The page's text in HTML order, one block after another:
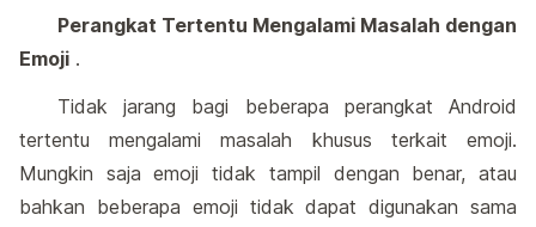
Perangkat Tertentu Mengalami Masalah dengan
Emoji .
Tidak jarang bagi beberapa perangkat Android
tertentu mengalami masalah khusus terkait emoji.
Mungkin saja emoji tidak tampil dengan benar, atau
bahkan beberapa emoji tidak dapat digunakan sama